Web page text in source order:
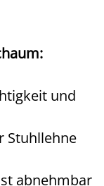
und
Stuhllehne
abnehmbar